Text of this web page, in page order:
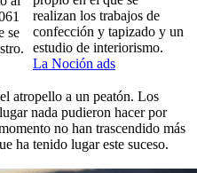
realizan los trabajos de
confección y tapizado y un
estudio de interiorismo.
La Noción ads
se
atropello a un peatón. Los
nada pudieron hacer por
no han trascendido más
ha tenido lugar este suceso.